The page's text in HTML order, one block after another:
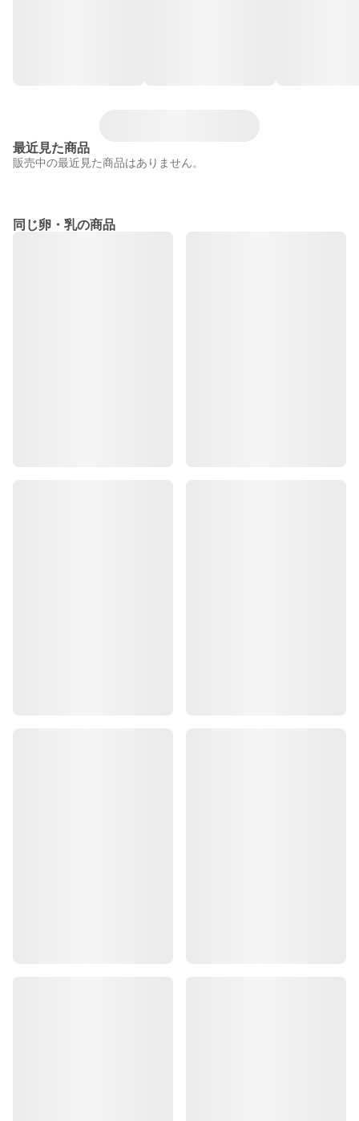
最近見た商品
販売中の最近見た商品はありません。
同じ卵・乳の商品